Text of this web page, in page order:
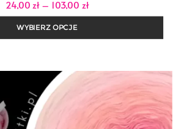
24,00zł – 103,00 złZakres
cen:
do
WYBIERZ OPCJE